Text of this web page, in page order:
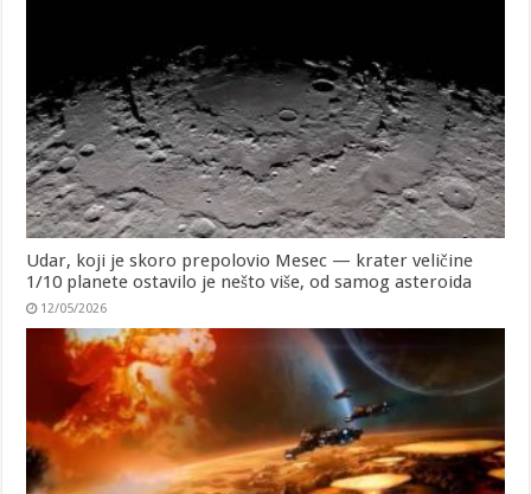
Udar, koji je skoro prepolovio Mesec — krater veličine
1/10 planete ostavilo je nešto više, od samog asteroida
12/05/2026